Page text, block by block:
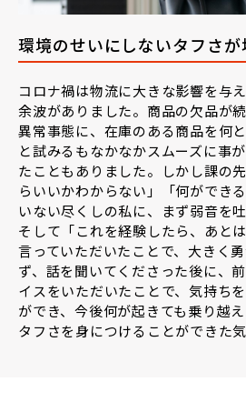
環境のせいにしないタフさが
コロナ禍は物流に大きな影響を与
余波がありました。商品の欠品が
異常事態に、在庫のある商品を何
と試みるもなかなかスムーズに事
たこともありました。しかし課の
らいいかわからない」「何ができ
いない尽くしの私に、まず弱音を
そして「これを経験したら、あと
言っていただいたことで、大きく
ず、話を聞いてくださった後に、
イスをいただいたことで、気持ち
ができ、今後何が起きても乗り越
タフさを身につけることができた気